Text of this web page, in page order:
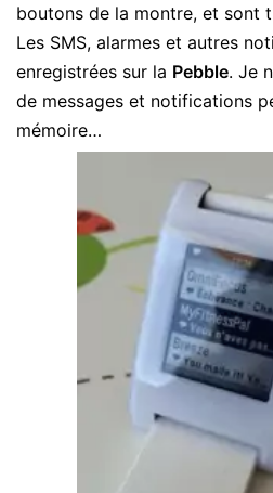
boutons de la montre, et sont
Les SMS, alarmes et autres
enregistrées sur la Pebble. Je
de messages et notifications
mémoire…